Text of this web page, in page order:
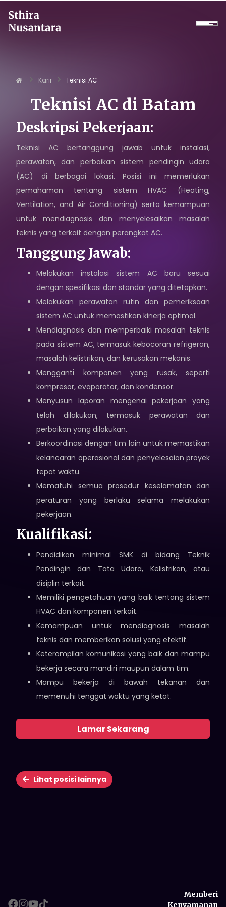
Perusahaan
Produk
Proyek
Layanan
Daikin Proshop
Showroom Tour
Sewa Dingin
Karir
Sosial Media
Hubungi Kami
Kebijakan Privasi
Karir Teknisi AC
Teknisi AC di Batam
Deskripsi Pekerjaan:
Teknisi AC bertanggung jawab untuk instalasi,
perawatan, dan perbaikan sistem pendingin udara
(AC) di berbagai lokasi. Posisi ini memerlukan
pemahaman tentang sistem HVAC (Heating,
Ventilation, and Air Conditioning) serta kemampuan
untuk mendiagnosis dan menyelesaikan masalah
teknis yang terkait dengan perangkat AC.
Tanggung Jawab:
Melakukan instalasi sistem AC baru sesuai
dengan spesifikasi dan standar yang ditetapkan.
Melakukan perawatan rutin dan pemeriksaan
sistem AC untuk memastikan kinerja optimal.
Mendiagnosis dan memperbaiki masalah teknis
pada sistem AC, termasuk kebocoran refrigeran,
masalah kelistrikan, dan kerusakan mekanis.
Mengganti komponen yang rusak, seperti
kompresor, evaporator, dan kondensor.
Menyusun laporan mengenai pekerjaan yang
telah dilakukan, termasuk perawatan dan
perbaikan yang dilakukan.
Berkoordinasi dengan tim lain untuk memastikan
kelancaran operasional dan penyelesaian proyek
tepat waktu.
Mematuhi semua prosedur keselamatan dan
peraturan yang berlaku selama melakukan
pekerjaan.
Kualifikasi:
Pendidikan minimal SMK di bidang Teknik
Pendingin dan Tata Udara, Kelistrikan, atau
disiplin terkait.
Memiliki pengetahuan yang baik tentang sistem
HVAC dan komponen terkait.
Kemampuan untuk mendiagnosis masalah
teknis dan memberikan solusi yang efektif.
Keterampilan komunikasi yang baik dan mampu
bekerja secara mandiri maupun dalam tim.
Mampu bekerja di bawah tekanan dan
memenuhi tenggat waktu yang ketat.
Lamar Sekarang
Lihat posisi lainnya
Memberi
Kenyamanan